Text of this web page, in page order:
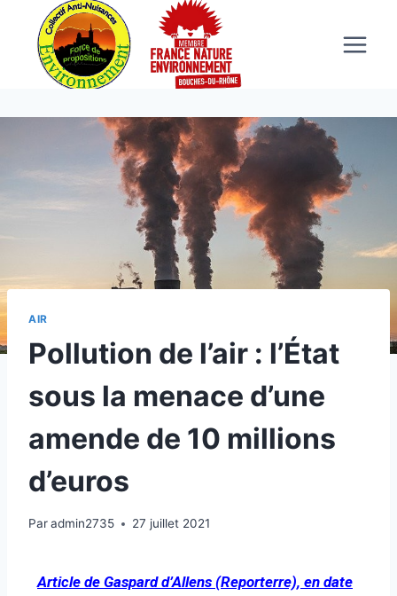
AIR
Pollution de l’air : l’État
sous la menace d’une
amende de 10 millions
d’euros
Paradmin2735 27 juillet 2021
Article de Gaspard d’Allens (Reporterre), en date